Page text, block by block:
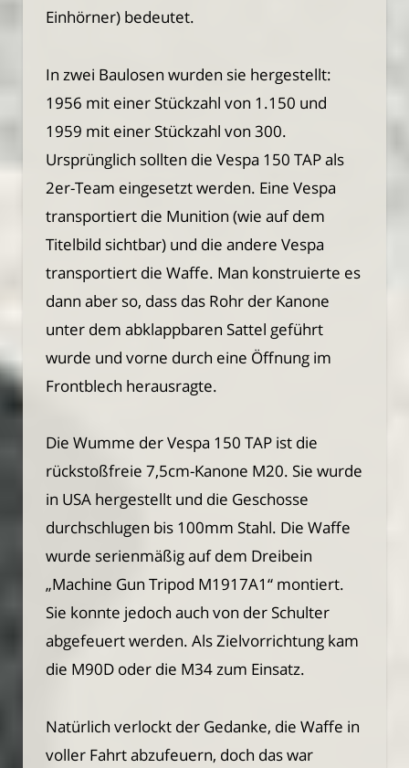
Einhörner) bedeutet.
In zwei Baulosen wurden sie hergestellt:
1956 mit einer Stückzahl von 1.150 und
1959 mit einer Stückzahl von 300.
Ursprünglich sollten die Vespa 150 TAP als
2er-Team eingesetzt werden. Eine Vespa
transportiert die Munition (wie auf dem
Titelbild sichtbar) und die andere Vespa
transportiert die Waffe. Man konstruierte es
dann aber so, dass das Rohr der Kanone
unter dem abklappbaren Sattel geführt
wurde und vorne durch eine Öffnung im
Frontblech herausragte.
Die Wumme der Vespa 150 TAP ist die
rückstoßfreie 7,5cm-Kanone M20. Sie wurde
in USA hergestellt und die Geschosse
durchschlugen bis 100mm Stahl. Die Waffe
wurde serienmäßig auf dem Dreibein
„Machine Gun Tripod M1917A1“ montiert.
Sie konnte jedoch auch von der Schulter
abgefeuert werden. Als Zielvorrichtung kam
die M90D oder die M34 zum Einsatz.
Natürlich verlockt der Gedanke, die Waffe in
voller Fahrt abzufeuern, doch das war